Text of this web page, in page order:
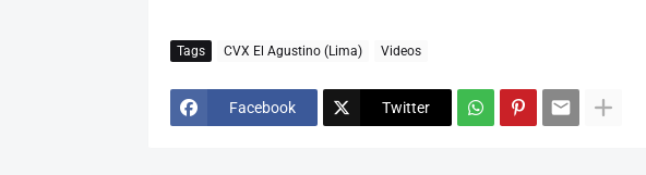
Tags CVX El Agustino (Lima) Videos
Facebook Twitter